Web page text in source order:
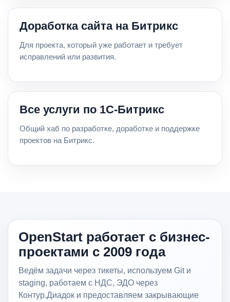
Доработка сайта на Битрикс
Для проекта, который уже работает и требует
исправлений или развития.
Все услуги по 1С-Битрикс
Общий хаб по разработке, доработке и поддержке
проектов на Битрикс.
OpenStart работает с бизнес-
проектами с 2009 года
Ведём задачи через тикеты, используем Git и
staging, работаем с НДС, ЭДО через
Контур.Диадок и предоставляем закрывающие